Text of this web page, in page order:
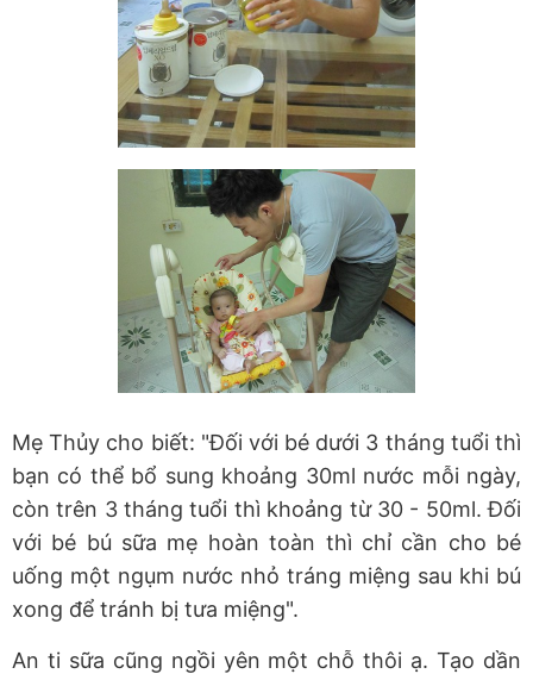
Mẹ Thủy cho biết: "Đối với bé dưới 3 tháng tuổi thì
bạn có thể bổ sung khoảng 30ml nước mỗi ngày,
còn trên 3 tháng tuổi thì khoảng từ 30 - 50ml. Đối
với bé bú sữa mẹ hoàn toàn thì chỉ cần cho bé
uống một ngụm nước nhỏ tráng miệng sau khi bú
xong để tránh bị tưa miệng".
An ti sữa cũng ngồi yên một chỗ thôi ạ. Tạo dần